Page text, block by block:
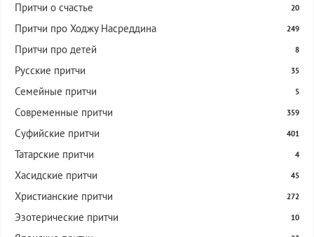
Притчи о счастье 20
Притчи про Ходжу Насреддина 249
Притчи про детей 8
Русские притчи 35
Семейные притчи 5
Современные притчи 359
Суфийские притчи 401
Татарские притчи 4
Хасидские притчи 45
Христианские притчи 272
Эзотерические притчи 10